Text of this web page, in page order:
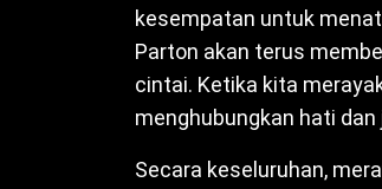
kesempatan untuk
Parton akan terus
cintai. Ketika kita
menghubungkan hati
Secara keseluruhan,